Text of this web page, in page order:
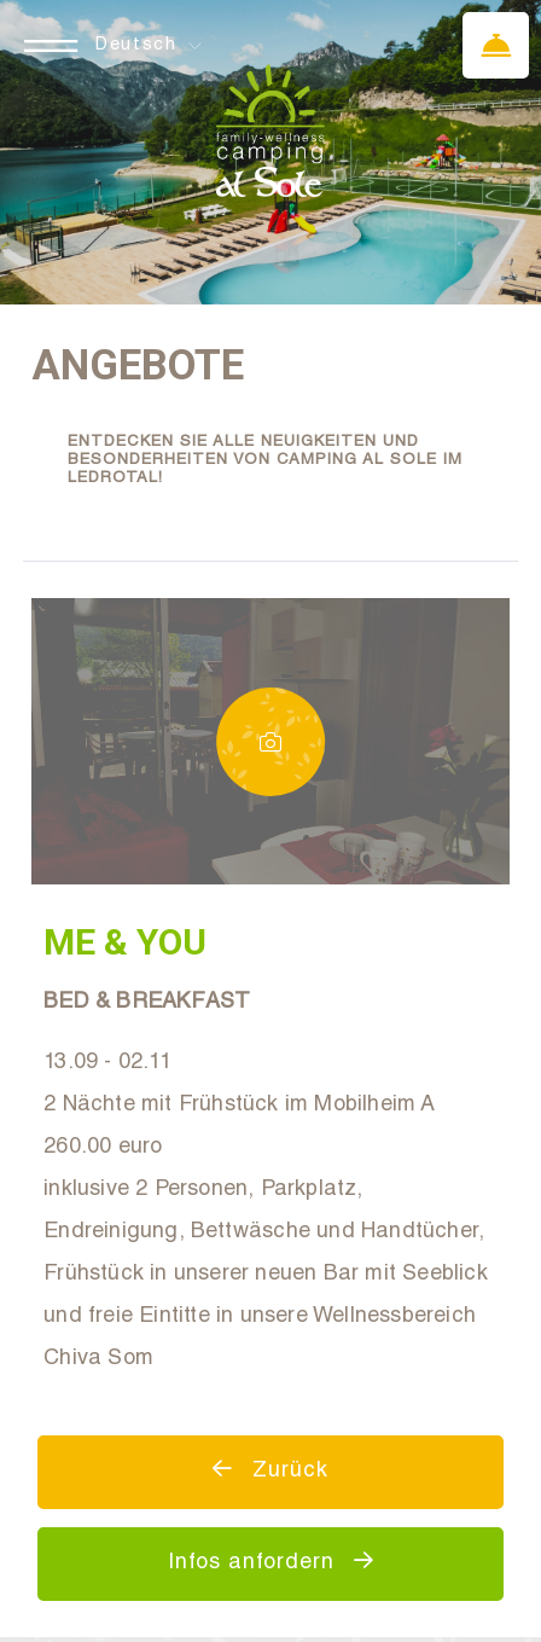
Deutsch
ANGEBOTE
ENTDECKEN SIE ALLE NEUIGKEITEN UND
BESONDERHEITEN VON CAMPING AL SOLE IM
LEDROTAL!
ME & YOU
BED & BREAKFAST
13.09 - 02.11
2 Nächte mit Frühstück im Mobilheim A
260.00 euro
inklusive 2 Personen, Parkplatz,
Endreinigung, Bettwäsche und Handtücher,
Frühstück in unserer neuen Bar mit Seeblick
und freie Eintitte in unsere Wellnessbereich
Chiva Som
Zurück
Infos anfordern